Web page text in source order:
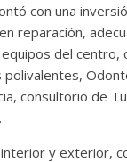
con una
reparación,
del centro,
consultorio de
y exterior,